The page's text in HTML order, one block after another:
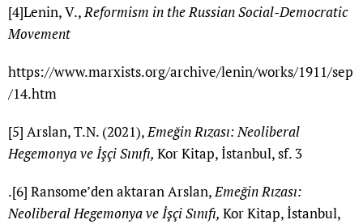
[4]Lenin, V.,Reformism in the Russian Social-Democratic
Movement
https://www.marxists.org/archive/lenin/works/1911/sep
/14.htm
[5] Arslan, T.N. (2021),Emeğin Rızası: Neoliberal
Hegemonya ve İşçi Sınıfı, Kor Kitap, İstanbul, sf. 3
.[6] Ransome’den aktaran Arslan,Emeğin Rızası:
Neoliberal Hegemonya ve İşçi Sınıfı, Kor Kitap, İstanbul,